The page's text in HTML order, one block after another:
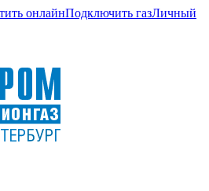
онлайнПодключить газЛичный